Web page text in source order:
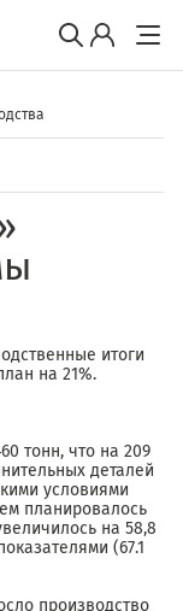
итоги
на 21%.
тонн, что на 209
деталей
условиями
планировалось
на 58,8
(67.1
производство